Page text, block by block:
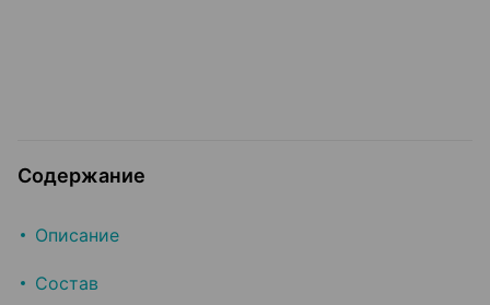
Содержание
Описание
Состав